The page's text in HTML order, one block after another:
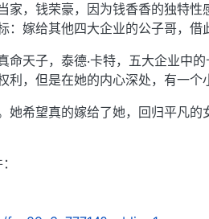
家，钱荣豪，因为钱香香的独特
：嫁给其他四大企业的公子哥，借
命天子，泰德‧卡特，五大企业中
利，但是在她的内心深处，有一个
她希望真的嫁给了她，回归平凡